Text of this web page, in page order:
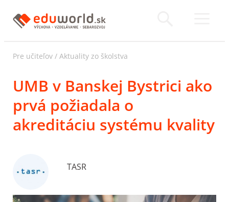
Pre učiteľov / Aktuality zo školstva
UMB v Banskej Bystrici ako
prvá požiadala o
akreditáciu systému kvality
TASR